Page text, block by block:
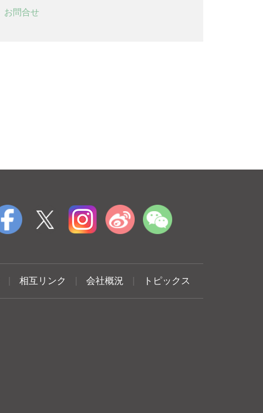
お問合せ
相互リンク 会社概況 トピックス